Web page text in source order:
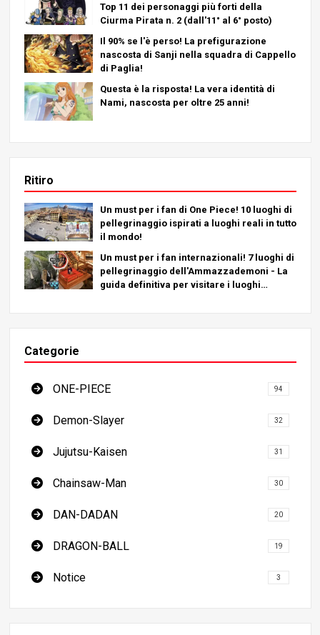
Top 11 dei personaggi più forti della
Ciurma Pirata n. 2 (dall'11° al 6° posto)
Il 90% se l'è perso! La prefigurazione
nascosta di Sanji nella squadra di Cappello
di Paglia!
Questa è la risposta! La vera identità di
Nami, nascosta per oltre 25 anni!
Ritiro
Un must per i fan di One Piece! 10 luoghi di
pellegrinaggio ispirati a luoghi reali in tutto
il mondo!
Un must per i fan internazionali! 7 luoghi di
pellegrinaggio dell'Ammazzademoni - La
guida definitiva per visitare i luoghi
Categorie
ONE-PIECE 94
Demon-Slayer 32
Jujutsu-Kaisen 31
Chainsaw-Man 30
DAN-DADAN 20
DRAGON-BALL 19
Notice 3